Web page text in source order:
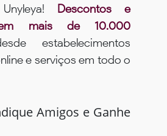
Descontos e
mais de 10.000
estabelecimentos
e serviços em todo o
Amigos e Ganhe